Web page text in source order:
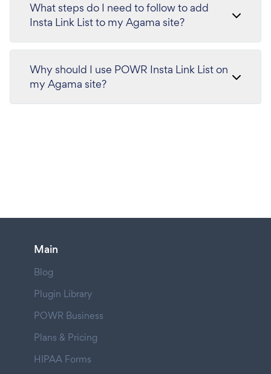
What steps do I need to follow to add
Insta Link List to my Agama site?
Why should I use POWR Insta Link List on
my Agama site?
Main
Blog
Plugin Library
POWR Business
Plans & Pricing
HIPAA Forms